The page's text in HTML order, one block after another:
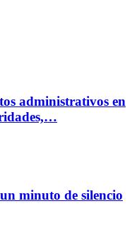
administrativos en
minuto de silencio